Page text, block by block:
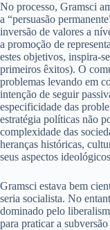
No processo, Gramsci
a “persuasão
inversão de valores a
a promoção de
estes objetivos, inspira-
primeiros êxitos). O
problemas levando em
intenção de seguir
especificidade das
estratégia políticas não
complexidade das
heranças históricas,
seus aspectos
Gramsci estava bem
seria socialista. No
dominado pelo
para praticar a